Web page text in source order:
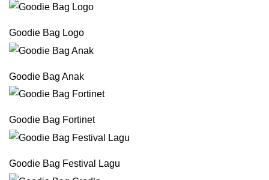
Goodie Bag Logo
Goodie Bag Anak
Goodie Bag Fortinet
Goodie Bag Festival Lagu